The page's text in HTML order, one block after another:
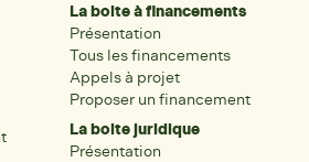
La boite à financements
Présentation
Tous les financements
Appels à projet
Proposer un financement
La boite juridique
Présentation